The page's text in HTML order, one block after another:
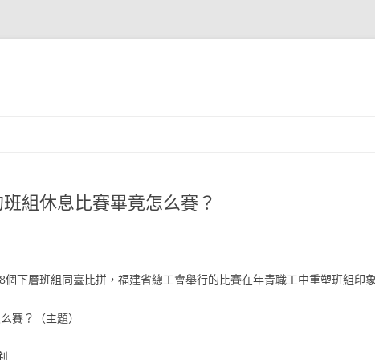
組休息比賽畢竟怎么賽？
下層班組同臺比拼，福建省總工會舉行的比賽在年青職工中重塑班組印
賽？（主題）